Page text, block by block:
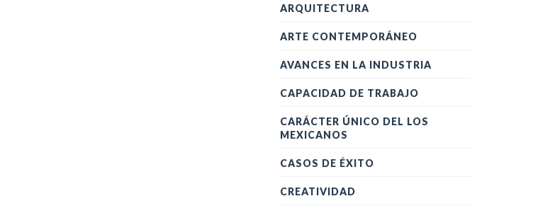
ARQUITECTURA
ARTE CONTEMPORÁNEO
AVANCES EN LA INDUSTRIA
CAPACIDAD DE TRABAJO
CARÁCTER ÚNICO DEL LOS
MEXICANOS
CASOS DE ÉXITO
CREATIVIDAD